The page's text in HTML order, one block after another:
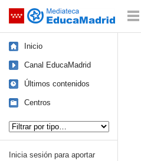
Saltar navegación
Inicio
Canal EducaMadrid
Últimos contenidos
Centros
Inicia sesión para aportar